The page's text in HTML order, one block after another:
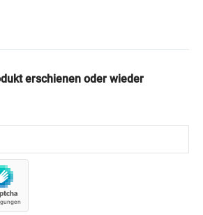
erschienen oder wieder